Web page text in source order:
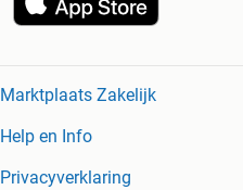
Marktplaats Zakelijk
Help en Info
Privacyverklaring